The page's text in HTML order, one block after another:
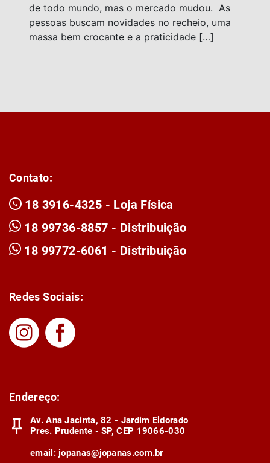
de todo mundo, mas o mercado mudou. As
pessoas buscam novidades no recheio, uma
massa bem crocante e a praticidade […]
Contato:
18 3916-4325 - Loja Física
18 99736-8857 - Distribuição
18 99772-6061 - Distribuição
Redes Sociais:
Endereço:
Av. Ana Jacinta, 82 - Jardim Eldorado
Pres. Prudente - SP, CEP 19066-030
email:jopanas@jopanas.com.br